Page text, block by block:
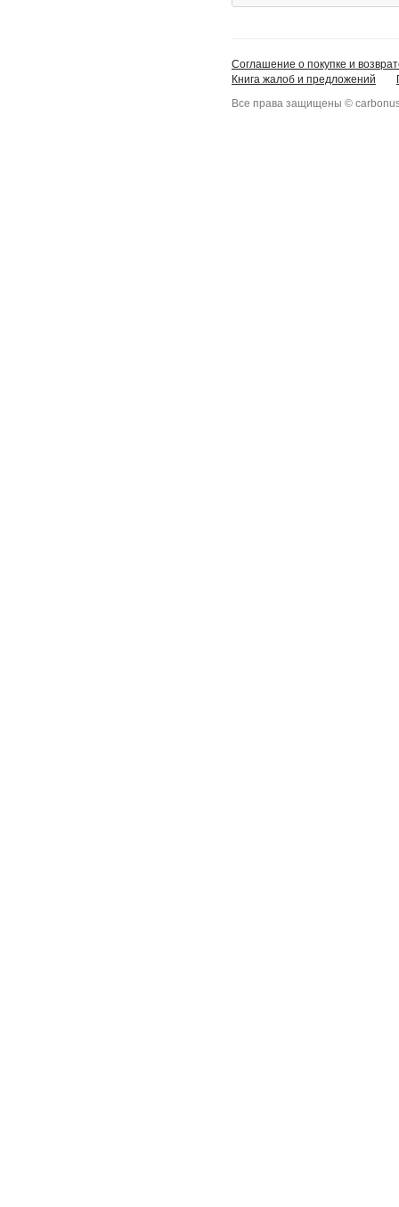
Соглашение о покупке и
Книга жалоб и предложений
Все права защищены ©